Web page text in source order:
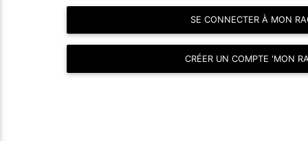
SE CONNECTER À MON
CRÉER UN COMPTE 'MON